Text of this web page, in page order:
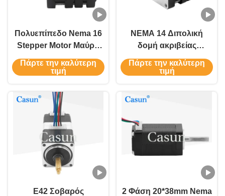
Πολυεπίπεδο Nema 16
Stepper Motor Μαύρο
χρώμα για ιατρικές
συσκευές
ROHS
Πάρτε την καλύτερη
τιμή
NEMA 14 Διπολική
δομή ακριβείας
κινητήρα βήματος
120mN.M
Πάρτε την καλύτερη
τιμή
Ε42 Σοβαρός
2 Φάση 20*38mm Nema